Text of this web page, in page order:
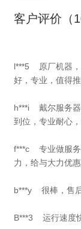
客户评价（
l***5 原厂机器，
好，专业，值得
h***i 戴尔服务器
到位，专业耐心
f***c 专业做服务
力，给与大力优惠
b***y 很棒，售后
B***3 运行速度